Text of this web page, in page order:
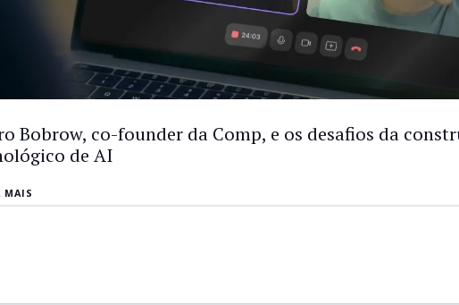
Bobrow, co-founder da Comp, e os desafios da
de AI
MAIS